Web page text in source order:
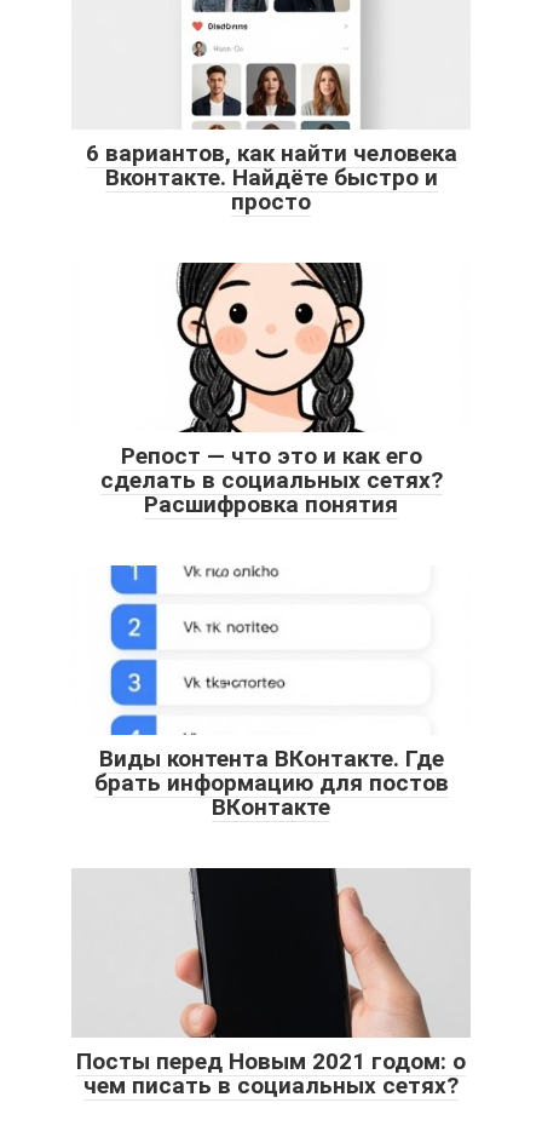
6 вариантов, как найти человека
Вконтакте. Найдёте быстро и
просто
Репост — что это и как его
сделать в социальных сетях?
Расшифровка понятия
Виды контента ВКонтакте. Где
брать информацию для постов
ВКонтакте
Посты перед Новым 2021 годом: о
чем писать в социальных сетях?